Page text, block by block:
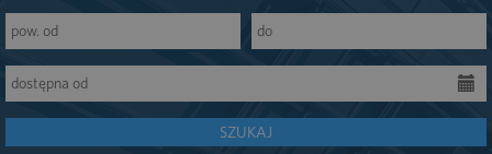
SZUKAJ